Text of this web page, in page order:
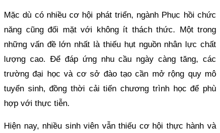
Mặc dù có nhiều cơ hội phát triển, ngành Phục hồi chức
năng cũng đối mặt với không ít thách thức. Một trong
những vấn đề lớn nhất là thiếu hụt nguồn nhân lực chất
lượng cao. Để đáp ứng nhu cầu ngày càng tăng, các
trường đại học và cơ sở đào tạo cần mở rộng quy mô
tuyển sinh, đồng thời cải tiến chương trình học để phù
hợp với thực tiễn.
Hiện nay, nhiều sinh viên vẫn thiếu cơ hội thực hành và